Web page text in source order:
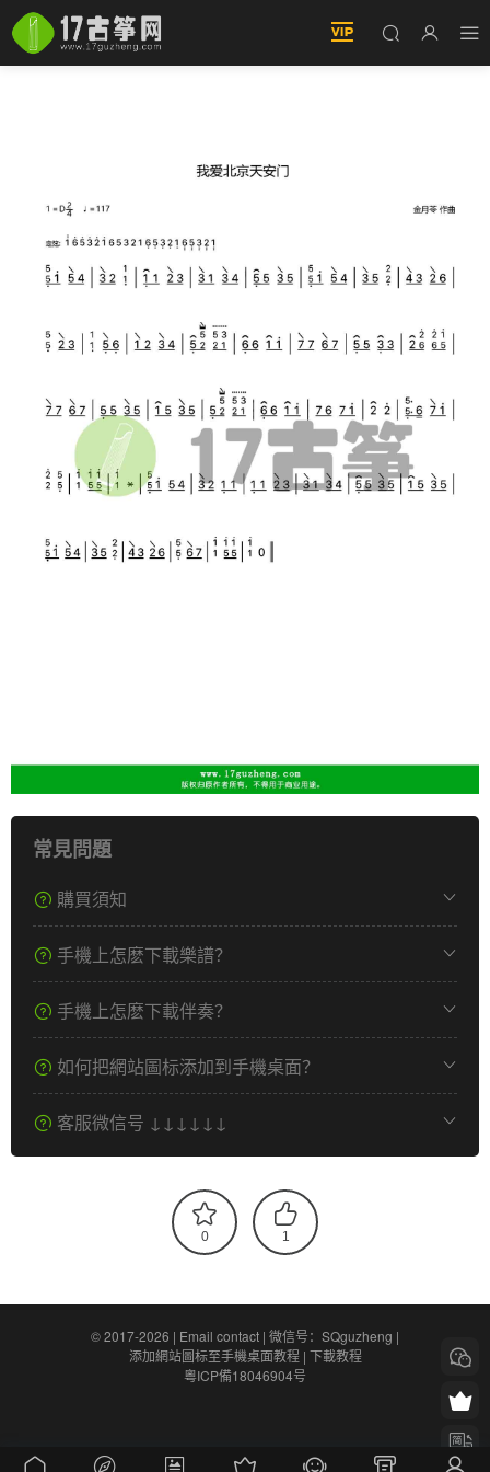
常見問題
購買須知
手機上怎麽下載樂譜？
手機上怎麽下載伴奏？
如何把網站圖标添加到手機桌面？
客服微信号 ↓↓↓↓↓↓
0 1
© 2017-2026 | Email contact | 微信号：SQguzheng |
添加網站圖标至手機桌面教程| 下載教程
粵ICP備18046904号